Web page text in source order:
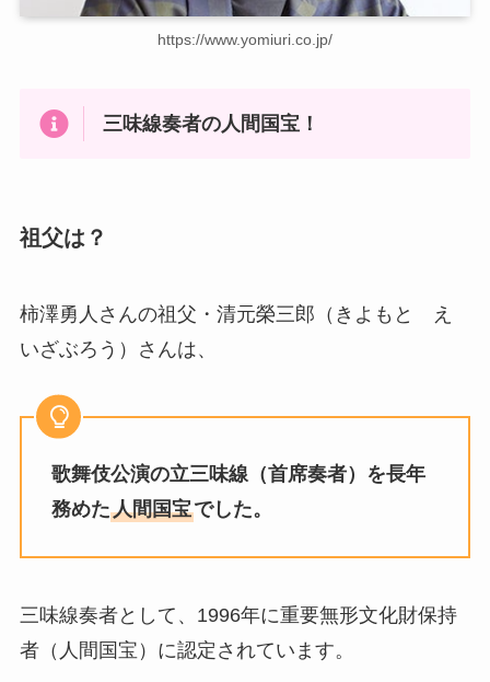
https://www.yomiuri.co.jp/
三味線奏者の人間国宝！
祖父は？
柿澤勇人さんの祖父・清元榮三郎（きよもと え
いざぶろう）さんは、
歌舞伎公演の立三味線（首席奏者）を長年
務めた人間国宝でした。
三味線奏者として、1996年に重要無形文化財保持
者（人間国宝）に認定されています。